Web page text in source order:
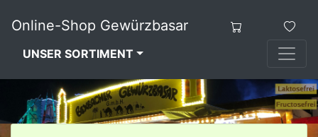
Online-Shop Gewürzbasar
UNSER SORTIMENT